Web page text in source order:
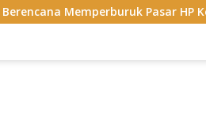
Pasar HP Ke 2027